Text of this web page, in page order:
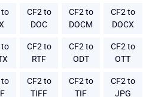
to
CF2 to
DOC
CF2 to
DOCM
CF2 to
DOCX
to
CF2 to
RTF
CF2 to
ODT
CF2 to
OTT
to
CF2 to
TIFF
CF2 to
TIF
CF2 to
JPG